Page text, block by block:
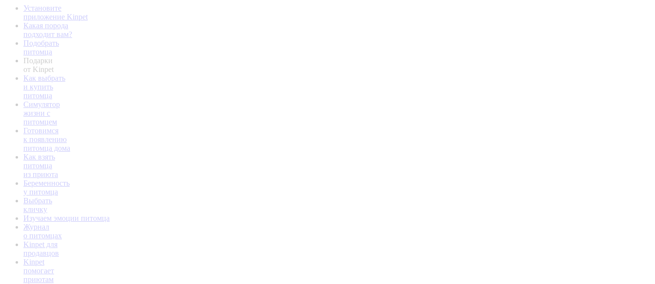
Установите
приложение Kinpet
Какая порода
подходит вам?
Подобрать
питомца
Подарки
от Kinpet
Как выбрать
и купить
питомца
Симулятор
жизни с
питомцем
Готовимся
к появлению
питомца дома
Как взять
питомца
из приюта
Беременность
у питомца
Выбрать
кличку
Изучаем эмоции питомца
Журнал
о питомцах
Kinpet для
продавцов
Kinpet
помогает
приютам